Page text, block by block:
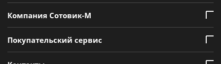
Компания Сотовик-М
Покупательский сервис